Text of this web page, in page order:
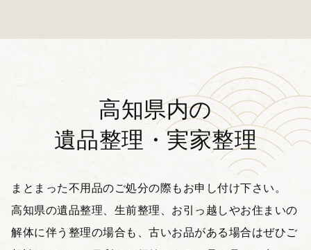
高知県内の
遺品整理・実家整理
まとまった不用品のご処分の際もお申し付け下さい。
高知県の遺品整理、生前整理、お引っ越しやお住まいの
解体に伴う整理の場合も、古いお品がある場合はぜひご